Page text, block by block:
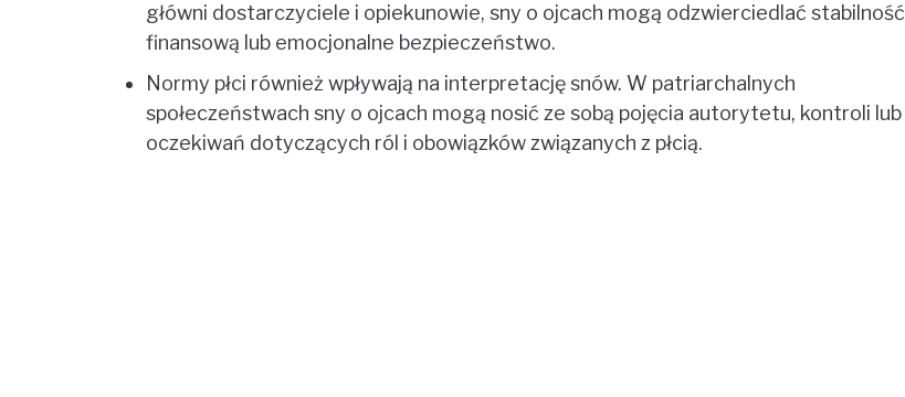
główni dostarczyciele i opiekunowie, sny o ojcach mogą odzwierciedlać stabilność
finansową lub emocjonalne bezpieczeństwo.
Normy płci również wpływają na interpretację snów. W patriarchalnych
społeczeństwach sny o ojcach mogą nosić ze sobą pojęcia autorytetu, kontroli lub
oczekiwań dotyczących ról i obowiązków związanych z płcią.